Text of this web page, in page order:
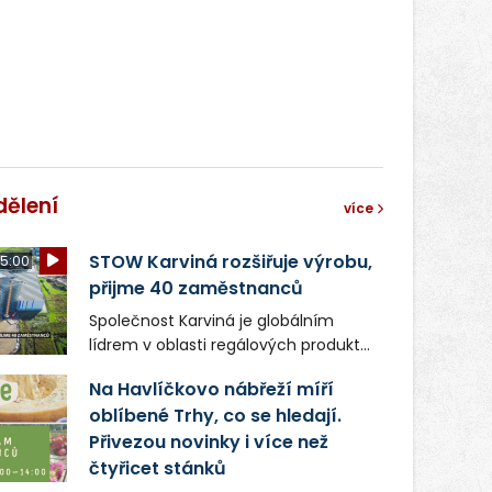
více
STOW Karviná rozšiřuje výrobu,
přijme 40 zaměstnanců
Společnost Karviná je globálním
lídrem v oblasti regálových produktů
zaměstnavatelem na Karvinsku a
firmou s obrovským potenciálem.
Na Havlíčkovo nábřeží míří
oblíbené Trhy, co se hledají.
Přivezou novinky i více než
čtyřicet stánků